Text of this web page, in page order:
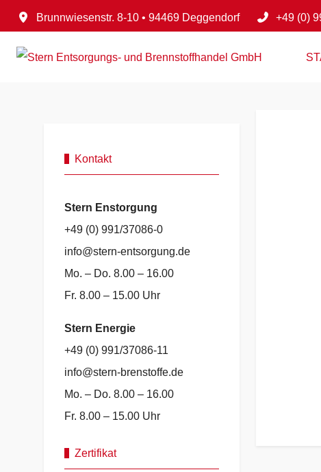
Brunnwiesenstr. 8-10 • 94469 Deggendorf +49 (0)
Kontakt
Stern Enstorgung
+49 (0) 991/37086-0
info@stern-entsorgung.de
Mo. – Do. 8.00 – 16.00
Fr. 8.00 – 15.00 Uhr
Stern Energie
+49 (0) 991/37086-11
info@stern-brenstoffe.de
Mo. – Do. 8.00 – 16.00
Fr. 8.00 – 15.00 Uhr
Zertifikat